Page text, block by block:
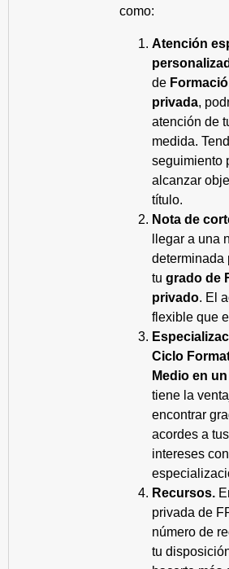
como:
Atención
de
privada,
atención de
medida.
seguimiento
alcanzar
título.
Nota de
llegar a una
determinada
tu grado de
privado. El
flexible que
Ciclo
Medio en
tiene la
encontrar
acordes a
intereses
Recursos.
privada de
número de
tu